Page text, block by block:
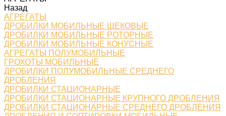
Назад
АГРЕГАТЫ
ДРОБИЛКИ МОБИЛЬНЫЕ ЩЕКОВЫЕ
ДРОБИЛКИ МОБИЛЬНЫЕ РОТОРНЫЕ
ДРОБИЛКИ МОБИЛЬНЫЕ КОНУСНЫЕ
АГРЕГАТЫ ПОЛУМОБИЛЬНЫЕ
ГРОХОТЫ МОБИЛЬНЫЕ
ДРОБИЛКИ ПОЛУМОБИЛЬНЫЕ СРЕДНЕГО
ДРОБЛЕНИЯ
ДРОБИЛКИ СТАЦИОНАРНЫЕ
ДРОБИЛКИ СТАЦИОНАРНЫЕ КРУПНОГО ДРОБЛЕНИЯ
ДРОБИЛКИ СТАЦИОНАРНЫЕ СРЕДНЕГО ДРОБЛЕНИЯ